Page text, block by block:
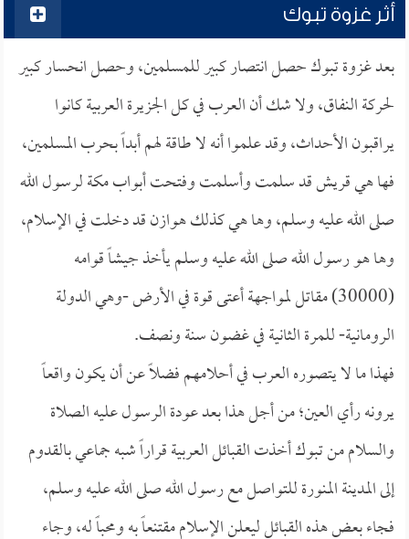
أثر غزوة تبوك
بعد غزوة تبوك حصل انتصار كبير للمسلمين، وحصل انحسار كبير
لحركة النفاق، ولا شك أن العرب في كل الجزيرة العربية كانوا
يراقبون الأحداث، وقد علموا أنه لا طاقة لهم أبداً بحرب المسلمين،
فها هي قريش قد سلمت وأسلمت وفتحت أبواب مكة لرسول الله
صلى الله عليه وسلم، وها هي كذلك هوازن قد دخلت في الإسلام،
وها هو رسول الله صلى الله عليه وسلم يأخذ جيشاً قوامه
(30000) مقاتل لمواجهة أعتى قوة في الأرض -وهي الدولة
الرومانية- للمرة الثانية في غضون سنة ونصف.
فهذا ما لا يتصوره العرب في أحلامهم فضلاً عن أن يكون واقعاً
يرونه رأي العين؛ من أجل هذا بعد عودة الرسول عليه الصلاة
والسلام من تبوك أخذت القبائل العربية قراراً شبه جماعي بالقدوم
إلى المدينة المنورة للتواصل مع رسول الله صلى الله عليه وسلم،
فجاء بعض هذه القبائل ليعلن الإسلام مقتنعاً به ومحباً له، وجاء